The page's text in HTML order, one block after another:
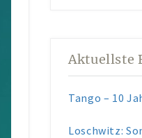
Aktuellste
Tango – 10
Loschwitz: